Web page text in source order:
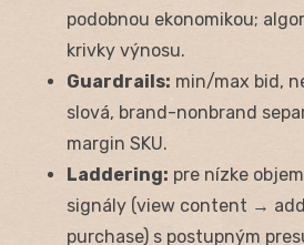
podobnou ekonomikou;
krivky výnosu.
Guardrails: min/max bid,
slová, brand-nonbrand
margin SKU.
Laddering: pre nízke
signály (view content →
purchase) s postupným